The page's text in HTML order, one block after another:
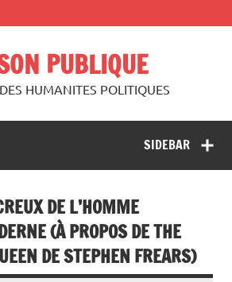
PUBLIQUE
HUMANITES POLITIQUES
SIDEBAR
DE L’HOMME
(À PROPOS DE THE
DE STEPHEN FREARS)